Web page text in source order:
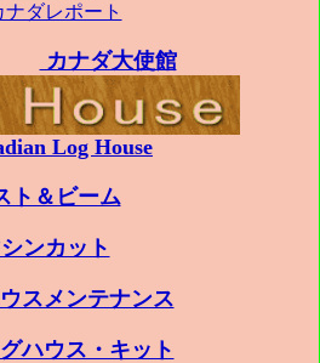
ナダレポート
カナダ大使館
Log House
ト＆ビーム
ンカット
スメンテナンス
ハウス・キット